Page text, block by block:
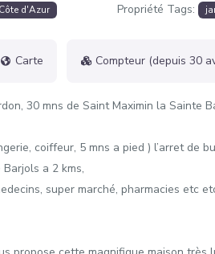
d'Azur Propriété Tags:
Carte Compteur (depuis 30
30 mns de Saint Maximin la Sainte
coiffeur, 5 mns a pied ) l’arret de
a 2 kms,
super marché, pharmacies etc